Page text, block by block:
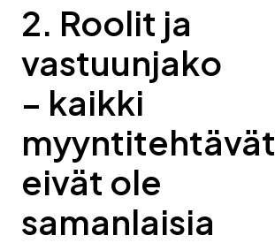
2. Roolit ja
vastuunjako
– kaikki
myyntitehtävät
eivät ole
samanlaisia